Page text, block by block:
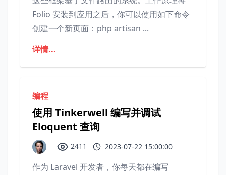
Folio 安装到应用之后，你可以使用如下命令
创建一个新页面：php artisan ...
详情...
编程
使用 Tinkerwell 编写并调试
Eloquent 查询
2411 2023-07-22 15:00:00
作为 Laravel 开发者，你每天都在编写